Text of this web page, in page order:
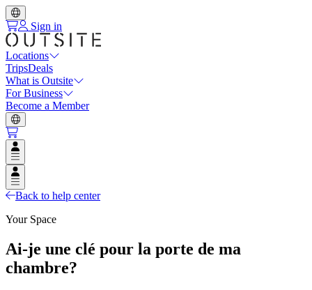
Sign in
Locations
TripsDeals
What is Outsite
For Business
Become a Member
Open user menu
Open user menu
Back to help center
Your Space
Ai-je une clé pour la porte de ma
chambre?